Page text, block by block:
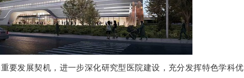
要发展契机，进一步深化研究型医院建设，充分发挥特色学科优